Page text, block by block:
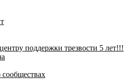
поддержки трезвости 5 лет!!!